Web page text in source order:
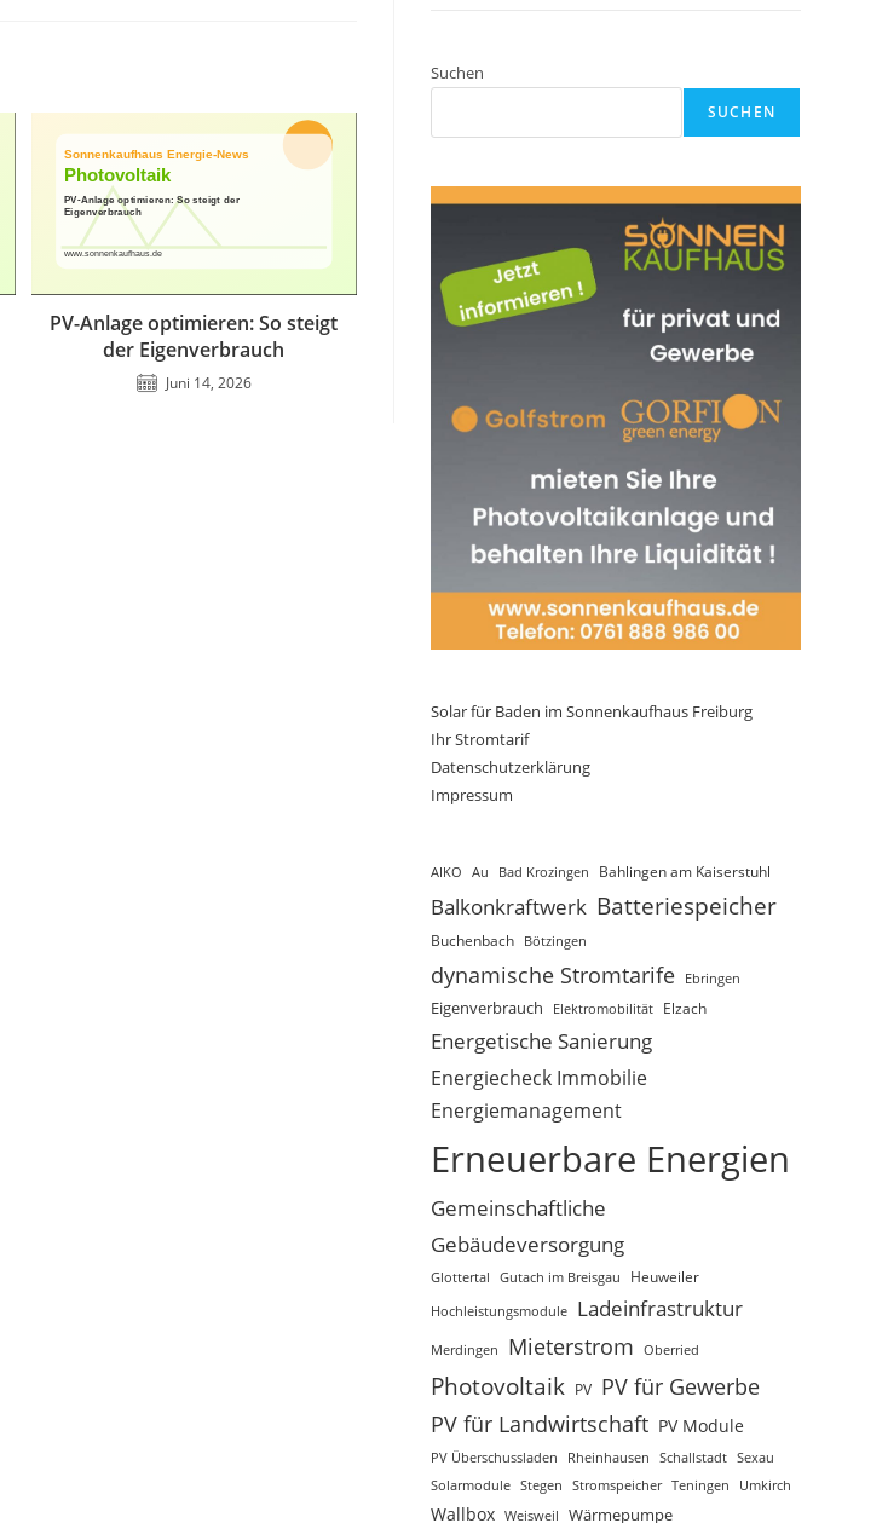
PV-Anlage optimieren: So steigt
der Eigenverbrauch
Juni 14, 2026
Suchen
SUCHEN
Solar für Baden im Sonnenkaufhaus Freiburg
Ihr Stromtarif
Datenschutzerklärung
Impressum
AIKO Au Bad Krozingen Bahlingen am Kaiserstuhl
Balkonkraftwerk Batteriespeicher
Buchenbach Bötzingen
dynamische Stromtarife Ebringen
Eigenverbrauch Elektromobilität Elzach
Energetische Sanierung
Energiecheck Immobilie
Energiemanagement
Erneuerbare Energien
Gemeinschaftliche
Gebäudeversorgung
Glottertal Gutach im Breisgau
Heuweiler
Hochleistungsmodule Ladeinfrastruktur
Merdingen Mieterstrom Oberried
Photovoltaik PV PV für Gewerbe
PV für Landwirtschaft PV Module
PV Überschussladen Rheinhausen Schallstadt Sexau
Solarmodule Stegen Stromspeicher Teningen Umkirch
Wallbox Weisweil Wärmepumpe